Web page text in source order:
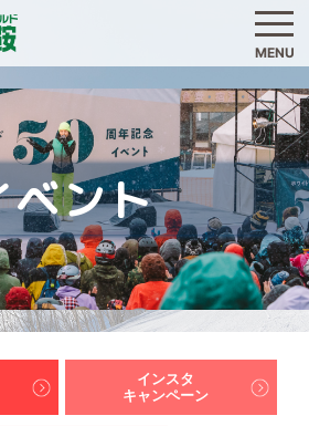
MENU
ベント
インスタ
キャンペーン